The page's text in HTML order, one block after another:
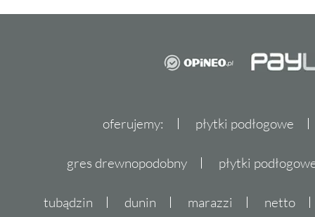
oferujemy: płytki podłogowe
gres drewnopodobny płytki
tubądzin dunin marazzi netto